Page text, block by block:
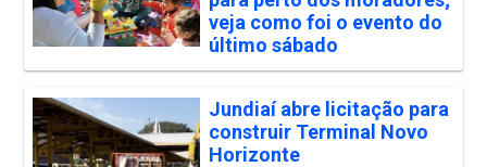
veja como foi o evento do
último sábado
Jundiaí abre licitação para
construir Terminal Novo
Horizonte